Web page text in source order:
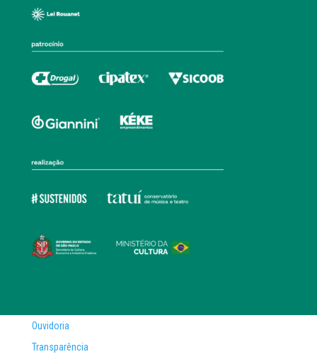
Ouvidoria
Transparência